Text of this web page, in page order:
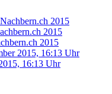
2015
2015
2015
2015, 16:13 Uhr
16:13 Uhr